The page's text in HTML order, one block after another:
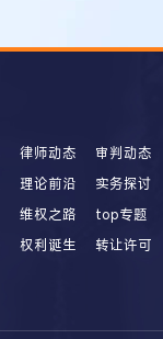
律师动态
审判动态
理论前沿
实务探讨
维权之路
top专题
权利诞生
转让许可